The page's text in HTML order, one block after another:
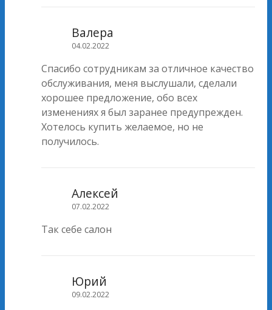
Валера
04.02.2022
Спасибо сотрудникам за отличное качество
обслуживания, меня выслушали, сделали
хорошее предложение, обо всех
изменениях я был заранее предупрежден.
Хотелось купить желаемое, но не
получилось.
Алексей
07.02.2022
Так себе салон
Юрий
09.02.2022